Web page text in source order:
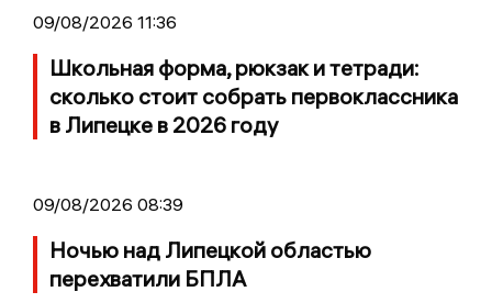
09/08/2026 11:36
Школьная форма, рюкзак и тетради:
сколько стоит собрать первоклассника
в Липецке в 2026 году
09/08/2026 08:39
Ночью над Липецкой областью
перехватили БПЛА